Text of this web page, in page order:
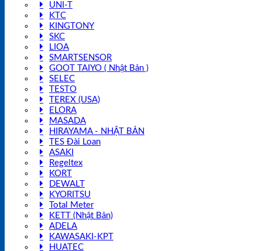
UNI-T
KTC
KINGTONY
SKC
LIOA
SMARTSENSOR
GOOT TAIYO ( Nhật Bản )
SELEC
TESTO
TEREX (USA)
ELORA
MASADA
HIRAYAMA - NHẬT BẢN
TES Đài Loan
ASAKI
Regeltex
KORT
DEWALT
KYORITSU
Total Meter
KETT (Nhật Bản)
ADELA
KAWASAKI-KPT
HUATEC